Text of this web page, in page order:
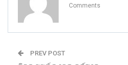
Comments
PREV POST